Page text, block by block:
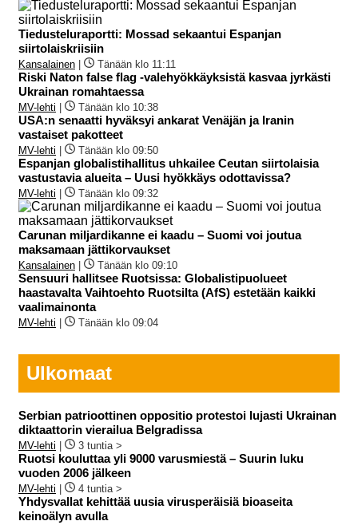
Tiedusteluraportti: Mossad sekaantui Espanjan
siirtolaiskriisiin
Kansalainen Tänään klo 11:11
Riski Naton false flag -valehyökkäyksistä kasvaa jyrkästi
Ukrainan romahtaessa
MV-lehti Tänään klo 10:38
USA:n senaatti hyväksyi ankarat Venäjän ja Iranin
vastaiset pakotteet
MV-lehti Tänään klo 09:50
Espanjan globalistihallitus uhkailee Ceutan siirtolaisia
vastustavia alueita – Uusi hyökkäys odottavissa?
MV-lehti Tänään klo 09:32
Carunan miljardikanne ei kaadu – Suomi voi joutua
maksamaan jättikorvaukset
Kansalainen Tänään klo 09:10
Sensuuri hallitsee Ruotsissa: Globalistipuolueet
haastavalta Vaihtoehto Ruotsilta (AfS) estetään kaikki
vaalimainonta
MV-lehti Tänään klo 09:04
Ulkomaat
Serbian patrioottinen oppositio protestoi lujasti Ukrainan
diktaattorin vierailua Belgradissa
MV-lehti 3 tuntia >
Ruotsi kouluttaa yli 9000 varusmiestä – Suurin luku
vuoden 2006 jälkeen
MV-lehti 4 tuntia >
Yhdysvallat kehittää uusia virusperäisiä bioaseita
keinoälyn avulla